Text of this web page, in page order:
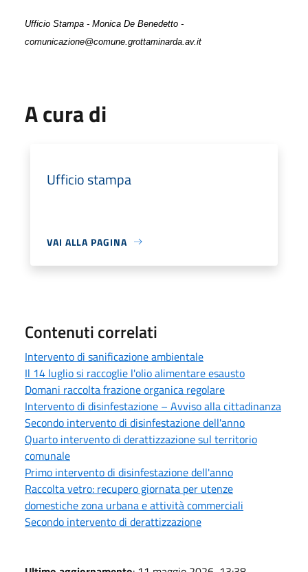
Ufficio Stampa - Monica De Benedetto -
comunicazione@comune.grottaminarda.av.it
A cura di
Ufficio stampa
VAI ALLA PAGINA
Contenuti correlati
Intervento di sanificazione ambientale
Il 14 luglio si raccoglie l'olio alimentare esausto
Domani raccolta frazione organica regolare
Intervento di disinfestazione – Avviso alla cittadinanza
Secondo intervento di disinfestazione dell'anno
Quarto intervento di derattizzazione sul territorio
comunale
Primo intervento di disinfestazione dell'anno
Raccolta vetro: recupero giornata per utenze
domestiche zona urbana e attività commerciali
Secondo intervento di derattizzazione